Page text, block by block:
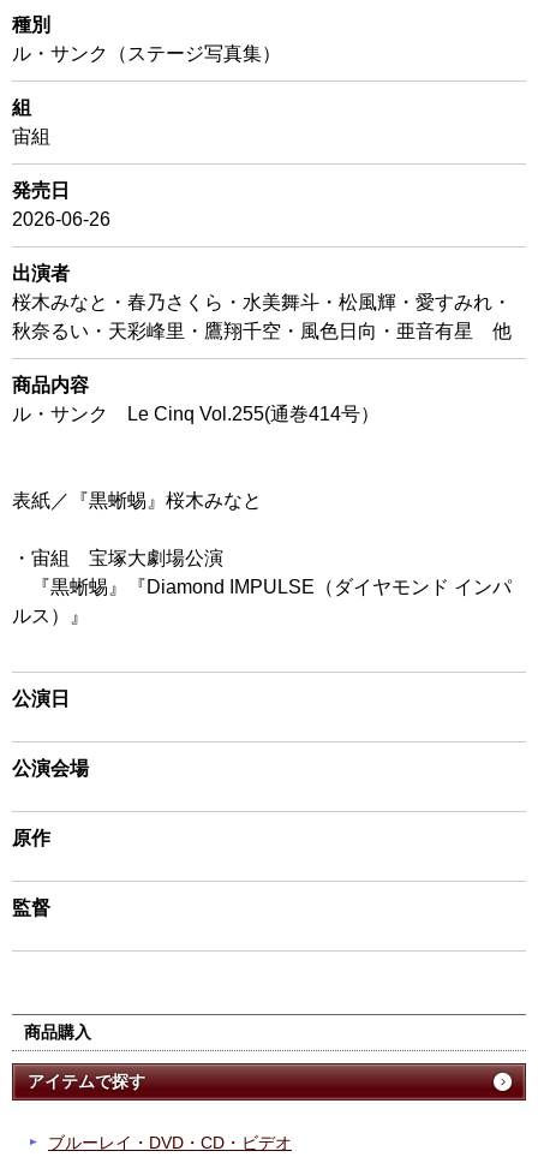
種別
ル・サンク（ステージ写真集）
組
宙組
発売日
2026-06-26
出演者
桜木みなと・春乃さくら・水美舞斗・松風輝・愛すみれ・
秋奈るい・天彩峰里・鷹翔千空・風色日向・亜音有星 他
商品内容
ル・サンク Le Cinq Vol.255(通巻414号）
表紙／『黒蜥蜴』桜木みなと
・宙組 宝塚大劇場公演
『黒蜥蜴』『Diamond IMPULSE（ダイヤモンド インパ
ルス）』
公演日
公演会場
原作
監督
商品購入
アイテムで探す
ブルーレイ・DVD・CD・ビデオ